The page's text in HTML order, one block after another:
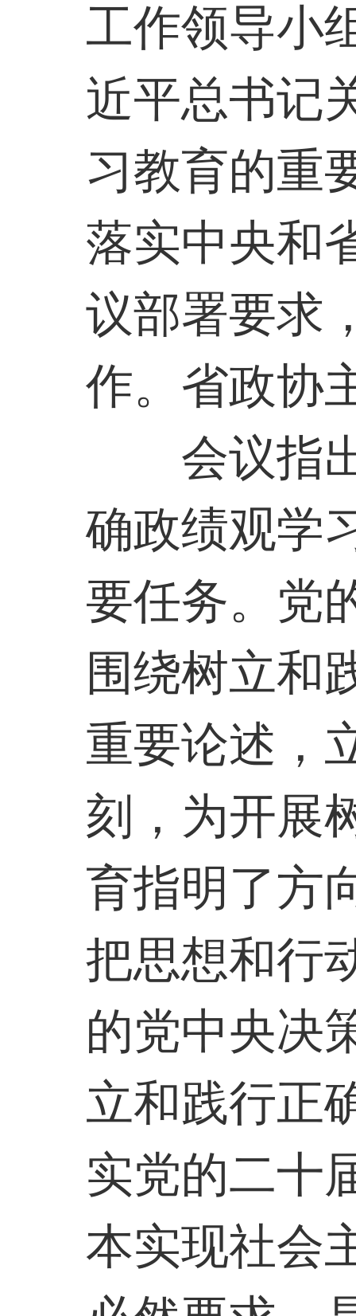
工作领导小
近平总书记
习教育的重
落实中央和
议部署要求
作。省政协
会议指
确政绩观学
要任务。党
围绕树立和
重要论述，
刻，为开展
育指明了方
把思想和行
的党中央决
立和践行正
实党的二十
本实现社会